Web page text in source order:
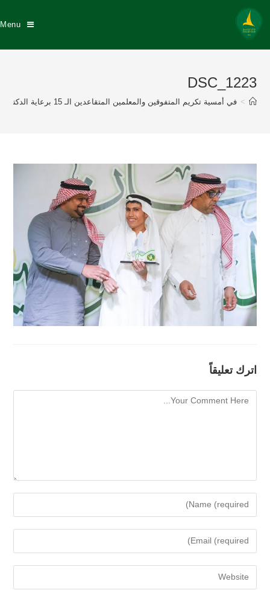
Menu
DSC_1223
> في أمسية تكريم المتفوقين والمعلمين المتقاعدين الـ 15 برعاية الدكتور عبد الله السيهاتي وبحضور نزيه النصر عضو إتحاد القدم إدارة نادي الخليج تكرم 175 طالباً متفوقاً منهم 57 خلجاوي وتكريم 8 معلمين
اترك تعليقاً